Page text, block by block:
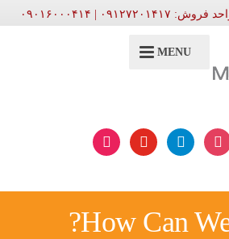
MENU
telegram
youtube
aparat
How Can